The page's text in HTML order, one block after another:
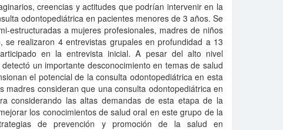
creencias y actitudes que podrían intervenir en la
odontopediátrica en pacientes menores de 3 años. Se
estructuradas a mujeres profesionales, madres de niños
se realizaron 4 entrevistas grupales en profundidad a 13
en la entrevista inicial. A pesar del alto nivel
un importante desconocimiento en temas de salud
el potencial de la consulta odontopediátrica en esta
madres consideran que una consulta odontopediátrica en
considerando las altas demandas de esta etapa de la
los conocimientos de salud oral en este grupo de la
de prevención y promoción de la salud en